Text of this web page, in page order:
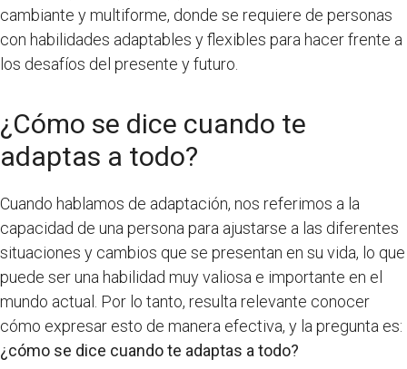
cambiante y multiforme, donde se requiere de personas
con habilidades adaptables y flexibles para hacer frente a
los desafíos del presente y futuro.
¿Cómo se dice cuando te
adaptas a todo?
Cuando hablamos de adaptación, nos referimos a la
capacidad de una persona para ajustarse a las diferentes
situaciones y cambios que se presentan en su vida, lo que
puede ser una habilidad muy valiosa e importante en el
mundo actual. Por lo tanto, resulta relevante conocer
cómo expresar esto de manera efectiva, y la pregunta es:
¿cómo se dice cuando te adaptas a todo?